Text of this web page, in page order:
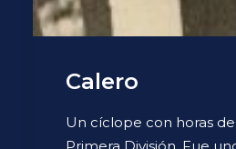
Calero
Un cíclope con horas